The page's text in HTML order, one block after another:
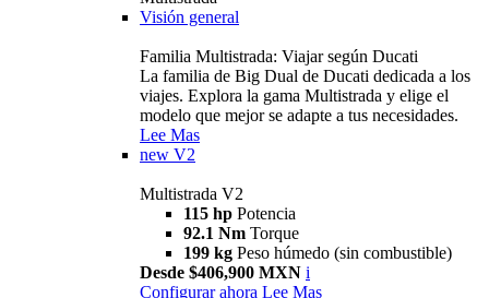
Visión general
Familia Multistrada: Viajar según Ducati
La familia de Big Dual de Ducati dedicada a los
viajes. Explora la gama Multistrada y elige el
modelo que mejor se adapte a tus necesidades.
Lee Mas
new V2
Multistrada V2
115 hp Potencia
92.1 Nm Torque
199 kg Peso húmedo (sin combustible)
Desde $406,900 MXN i
Configurar ahora Lee Mas